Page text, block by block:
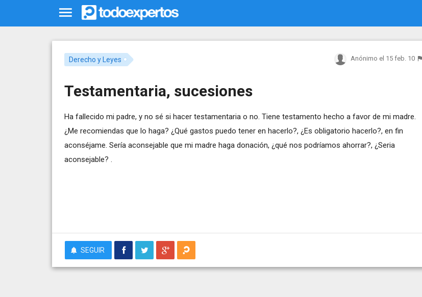
Derecho y Leyes Anónimo el 15 feb. 10
Testamentaria, sucesiones
Ha fallecido mi padre, y no sé si hacer testamentaria o no. Tiene testamento hecho a favor de mi madre.
¿Me recomiendas que lo haga? ¿Qué gastos puedo tener en hacerlo?, ¿Es obligatorio hacerlo?, en fin
aconséjame. Sería aconsejable que mi madre haga donación, ¿qué nos podríamos ahorrar?, ¿Seria
aconsejable? .
SEGUIR